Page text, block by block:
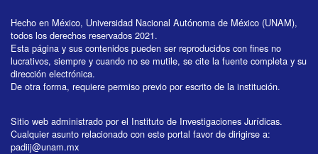
Hecho en México, Universidad Nacional Autónoma de México (UNAM),
todos los derechos reservados 2021.
Esta página y sus contenidos pueden ser reproducidos con fines no
lucrativos, siempre y cuando no se mutile, se cite la fuente completa y su
dirección electrónica.
De otra forma, requiere permiso previo por escrito de la institución.
Sitio web administrado por el Instituto de Investigaciones Jurídicas.
Cualquier asunto relacionado con este portal favor de dirigirse a:
padiij@unam.mx